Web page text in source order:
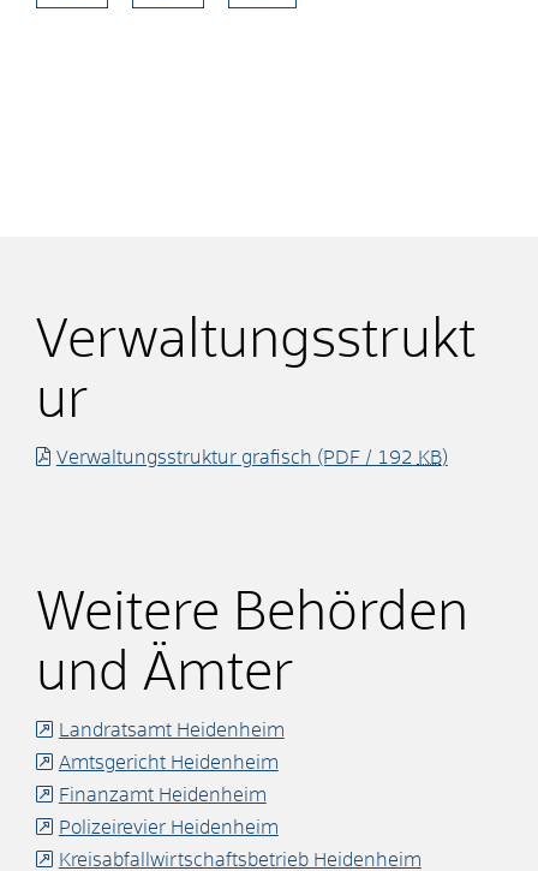
Verwaltungsstrukt
ur
Verwaltungsstruktur grafisch (PDF / 192 KB)
Weitere Behörden
und Ämter
Landratsamt Heidenheim
Amtsgericht Heidenheim
Finanzamt Heidenheim
Polizeirevier Heidenheim
Kreisabfallwirtschaftsbetrieb Heidenheim